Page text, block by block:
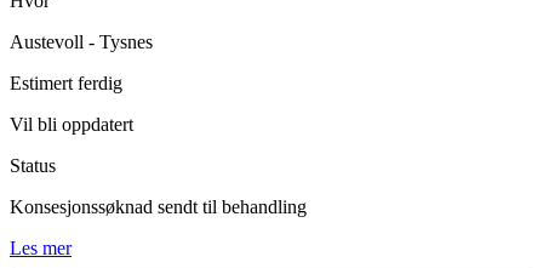
Austevoll - Tysnes
Estimert ferdig
Vil bli oppdatert
Status
Konsesjonssøknad sendt til behandling
Les mer